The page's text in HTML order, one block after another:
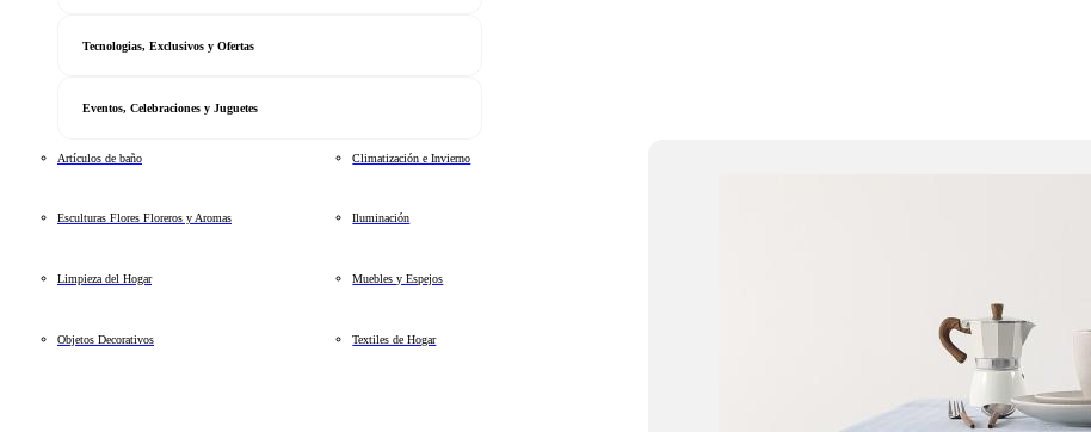
Tecnologias, Exclusivos y Ofertas
Eventos, Celebraciones y Juguetes
Artículos de baño Climatización e Invierno
Esculturas Flores Floreros y Aromas Iluminación
Limpieza del Hogar Muebles y Espejos
Objetos Decorativos Textiles de Hogar